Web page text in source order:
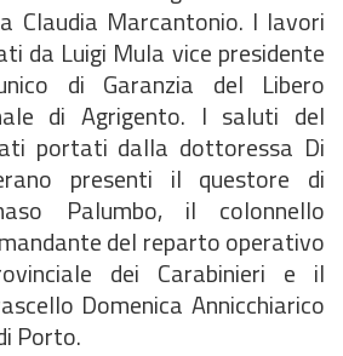
Claudia Marcantonio. I lavori
da Luigi Mula vice presidente
di Garanzia del Libero
di Agrigento. I saluti del
portati dalla dottoressa Di
presenti il questore di
Palumbo, il colonnello
del reparto operativo
dei Carabinieri e il
Domenica Annicchiarico
Porto.